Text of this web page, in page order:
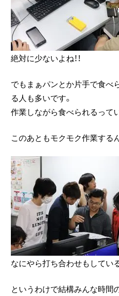
絶対に少ないよね！！
でもまぁパンとか片手で食べ
る人も多いです。
作業しながら食べられるって
このあともモクモク作業する
なにやら打ち合わせもしてい
というわけで結構みんな時間